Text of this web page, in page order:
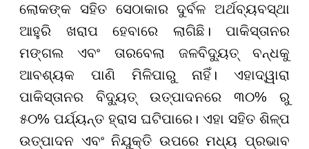
ଲୋକଙ୍କ ସହିତ ସେଠାକାର ଦୁର୍ବଳ ଅର୍ଥବ୍ୟବସ୍ଥା
ଆହୁରି ଖରାପ ହେବାରେ ଲାଗିଛି। ପାକିସ୍ତାନର
ମଙ୍ଗଲ ଏବଂ ତାରବେଲା ଜଳବିଦ୍ୟୁତ୍ ବନ୍ଧକୁ
ଆବଶ୍ୟକ ପାଣି ମିଳିପାରୁ ନାହିଁ। ଏହାଦ୍ୱାରା
ପାକିସ୍ତାନର ବିଦ୍ୟୁତ୍ ଉତ୍ପାଦନରେ ୩୦% ରୁ
୫୦% ପର୍ଯ୍ୟନ୍ତ ହ୍ରାସ ଘଟିପାରେ। ଏହା ସହିତ ଶିଳ୍ପ
ଉତ୍ପାଦନ ଏବଂ ନିଯୁକ୍ତି ଉପରେ ମଧ୍ୟ ପ୍ରଭାବ